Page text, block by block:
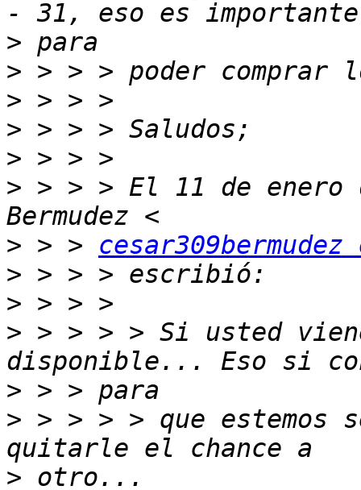
>
>
>
>
>
> > > > El 11 de enero
> > >
>
>
> > > > > Si usted
>
> > > > > que estemos
>